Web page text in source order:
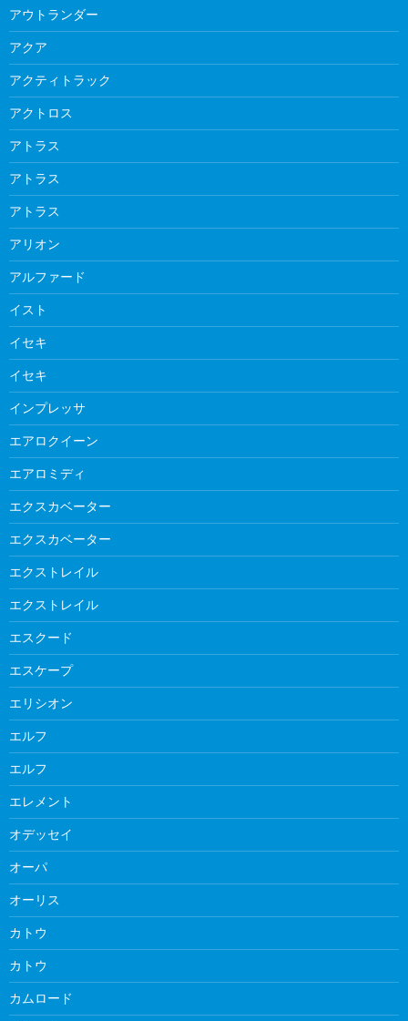
アウトランダー
アクア
アクティトラック
アクトロス
アトラス
アトラス
アトラス
アリオン
アルファード
イスト
イセキ
イセキ
インプレッサ
エアロクイーン
エアロミディ
エクスカベーター
エクスカベーター
エクストレイル
エクストレイル
エスクード
エスケープ
エリシオン
エルフ
エルフ
エレメント
オデッセイ
オーパ
オーリス
カトウ
カトウ
カムロード